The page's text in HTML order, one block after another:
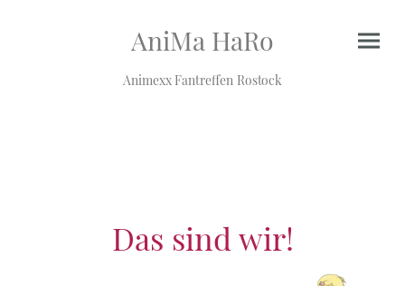
AniMa HaRo
Animexx Fantreffen Rostock
Das sind wir!